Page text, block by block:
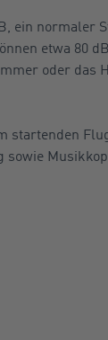
ein normaler
etwa 80
oder das
startenden